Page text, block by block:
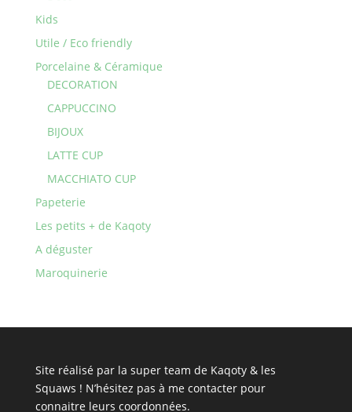
Kids
Utile / Eco friendly
Porcelaine & Céramique
DECORATION
CAPPUCCINO
BIJOUX
LATTE CUP
MACCHIATO CUP
Papeterie
Les petits + de Kaqoty
A déguster
Maroquinerie
Site réalisé par la super team de Kaqoty & les
Squaws ! N’hésitez pas à me contacterpour
connaitre leurs coordonnées.